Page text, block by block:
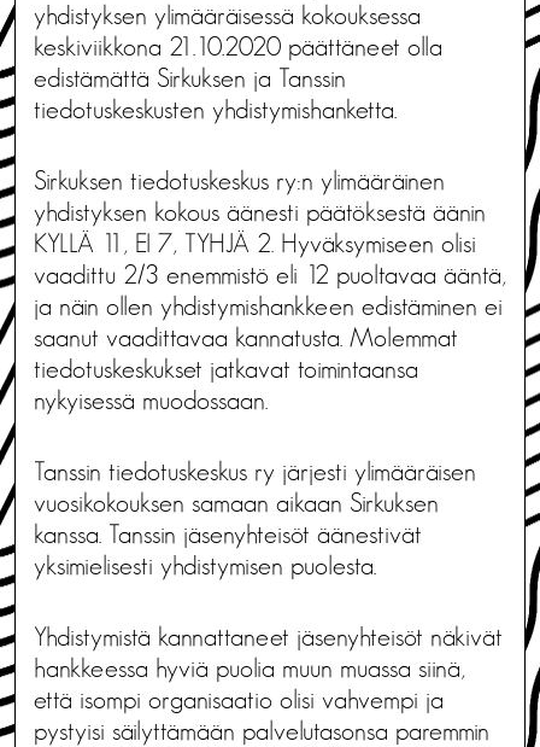
yhdistyksen ylimääräisessä kokouksessa
keskiviikkona 21.10.2020 päättäneet olla
edistämättä Sirkuksen ja Tanssin
tiedotuskeskusten yhdistymishanketta.
Sirkuksen tiedotuskeskus ry:n ylimääräinen
yhdistyksen kokous äänesti päätöksestä äänin
KYLLÄ 11, EI 7, TYHJÄ 2. Hyväksymiseen olisi
vaadittu 2/3 enemmistö eli 12 puoltavaa ääntä,
ja näin ollen yhdistymishankkeen edistäminen ei
saanut vaadittavaa kannatusta. Molemmat
tiedotuskeskukset jatkavat toimintaansa
nykyisessä muodossaan.
Tanssin tiedotuskeskus ry järjesti ylimääräisen
vuosikokouksen samaan aikaan Sirkuksen
kanssa. Tanssin jäsenyhteisöt äänestivät
yksimielisesti yhdistymisen puolesta.
Yhdistymistä kannattaneet jäsenyhteisöt näkivät
hankkeessa hyviä puolia muun muassa siinä,
että isompi organisaatio olisi vahvempi ja
pystyisi säilyttämään palvelutasonsa paremmin